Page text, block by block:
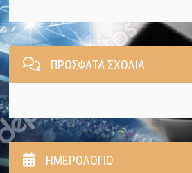
ΠΡΌΣΦΑΤΑ ΣΧΌΛΙΑ
ΗΜΕΡΟΛΟΓΙΟ